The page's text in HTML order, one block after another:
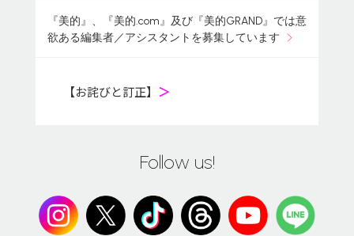
『美的』、『美的.com』及び『美的GRAND』では意
欲ある編集者／アシスタントを募集しています
【お詫びと訂正】 ＞
Follow us!